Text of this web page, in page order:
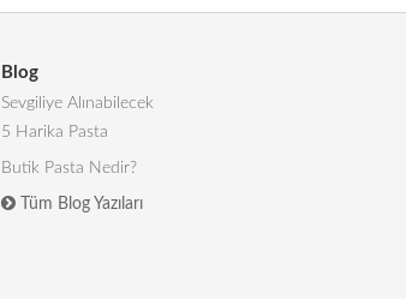
Blog
Sevgiliye Alınabilecek
5 Harika Pasta
Butik Pasta Nedir?
Tüm Blog Yazıları